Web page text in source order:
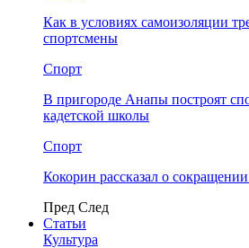
Как в условиях самоизоляции
спортсмены
Спорт
В пригороде Анапы построят
кадетской школы
Спорт
Кокорин рассказал о
Пред След
Статьи
Культура